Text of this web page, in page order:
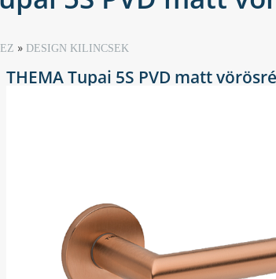
DESIGN KILINCSEK
THEMA Tupai 5S PVD matt